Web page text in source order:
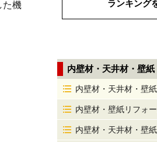
た機
ランキング
内壁材・天井材・壁紙
内壁材・天井材・壁
内壁材・壁紙リフォ
内壁材・天井材・壁